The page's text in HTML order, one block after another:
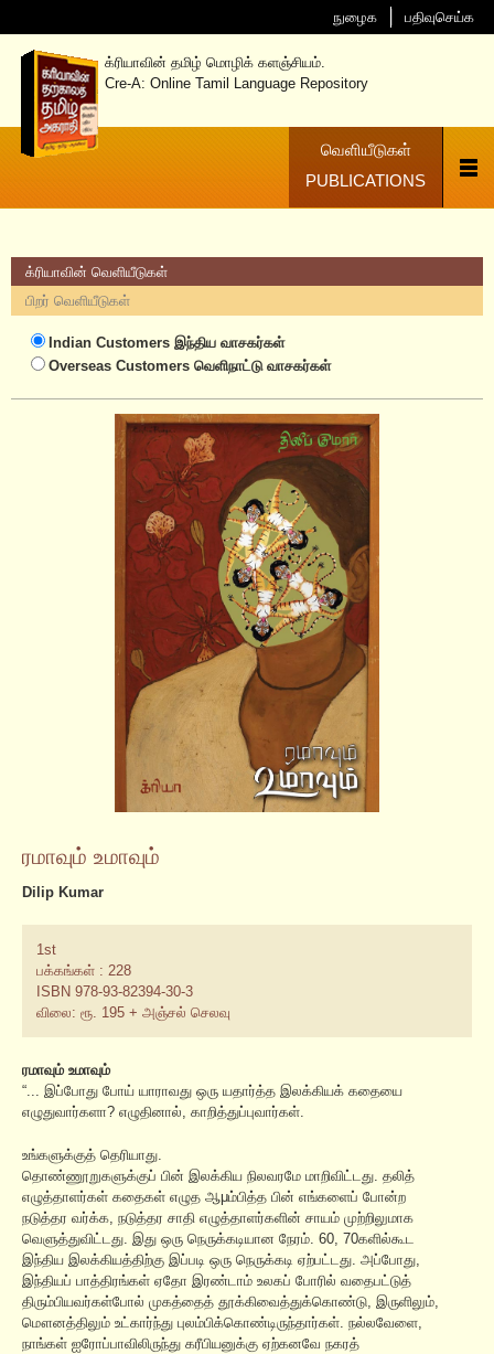
க்ரியாவின் தமிழ் மொழிக் களஞ்சியம்.
Cre-A: Online Tamil Language Repository
வெளியீடுகள்
PUBLICATIONS
நுழைக பதிவுசெய்க
க்ரியாவின் வெளியீடுகள்
பிறர் வெளியீடுகள்
Indian Customersஇந்திய வாசகர்கள்
Overseas Customersவெளிநாட்டு வாசகர்கள்
ரமாவும் உமாவும்
Dilip Kumar
1st
பக்கங்கள் : 228
ISBN 978-93-82394-30-3
விலை: ரூ. 195 + அஞ்சல் செலவு
ரமாவும் உமாவும்
“... இப்போது போய் யாராவது ஒரு யதார்த்த இலக்கியக் கதையை
எழுதுவார்களா? எழுதினால், காறித்துப்புவார்கள்.
உங்களுக்குத் தெரியாது.
தொண்ணூறுகளுக்குப் பின் இலக்கிய நிலவரமே மாறிவிட்டது. தலித்
எழுத்தாளர்கள் கதைகள் எழுத ஆμம்பித்த பின் எங்களைப் போன்ற
நடுத்தர வர்க்க, நடுத்தர சாதி எழுத்தாளர்களின் சாயம் முற்றிலுமாக
வெளுத்துவிட்டது. இது ஒரு நெருக்கடியான நேரம். 60, 70களில்கூட
இந்திய இலக்கியத்திற்கு இப்படி ஒரு நெருக்கடி ஏற்பட்டது. அப்போது,
இந்தியப் பாத்திரங்கள் ஏதோ இரண்டாம் உலகப் போரில் வதைபட்டுத்
திரும்பியவர்கள்போல் முகத்தைத் தூக்கிவைத்துக்கொண்டு, இருளிலும்,
மௌனத்திலும் உட்கார்ந்து புலம்பிக்கொண்டிருந்தார்கள். நல்லவேளை,
நாங்கள் ஐரோப்பாவிலிருந்து கரீபியனுக்கு ஏற்கனவே நகரத்